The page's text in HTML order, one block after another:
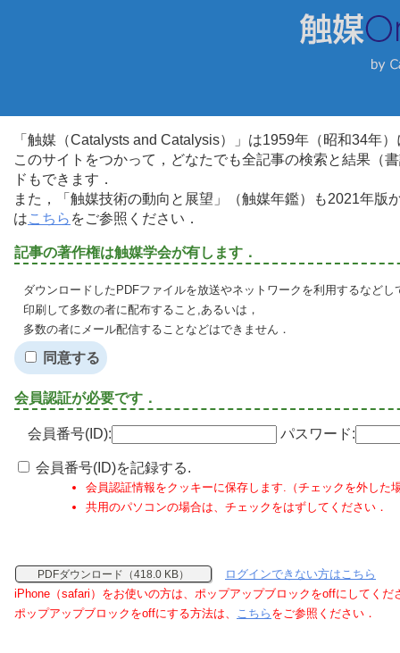
「触媒（Catalysts and Catalysis）」は1959年（昭和34年
このサイトをつかって，どなたでも全記事の検索と結果（
ドもできます．
また，「触媒技術の動向と展望」（触媒年鑑）も2021年
はこちら をご参照ください．
記事の著作権は触媒学会が有します．
ダウンロードしたPDFファイルを放送やネットワークを利用するなど
印刷して多数の者に配布すること,あるいは，
多数の者にメール配信することなどはできません．
同意する
会員認証が必要です．
会員番号(ID): パスワード:
会員番号(ID)を記録する.
会員認証情報をクッキーに保存します.（チェックを外した
共用のパソコンの場合は、チェックをはずしてください．
PDFダウンロード（418.0 KB）
ログインできない方はこちら
iPhone（safari）をお使いの方は、ポップアップブロックをoffにしてくだ
ポップアップブロックをoffにする方法は、 こちら をご参照ください．